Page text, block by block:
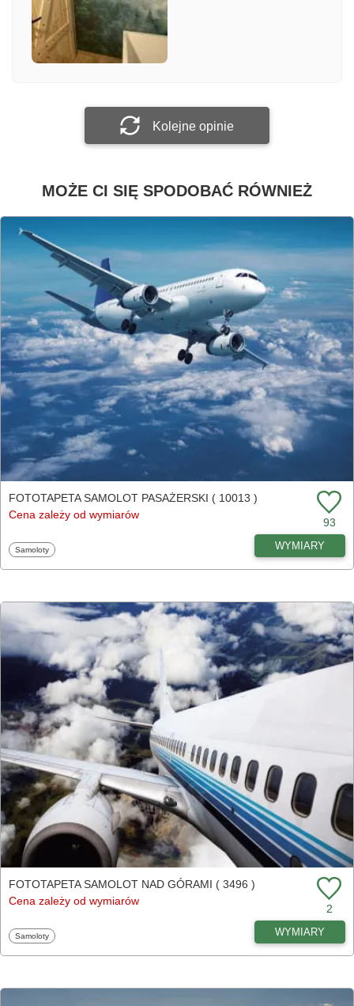
Załącz zdjęcie
Kolejne opinie
MOŻE CI SIĘ SPODOBAĆ RÓWNIEŻ
FOTOTAPETA SAMOLOT PASAŻERSKI ( 10013 )
Cena zależy od wymiarów
93
Fototapety
Samoloty WYMIARY
FOTOTAPETA SAMOLOT NAD GÓRAMI ( 3496 )
Cena zależy od wymiarów
2
Fototapety
Samoloty WYMIARY